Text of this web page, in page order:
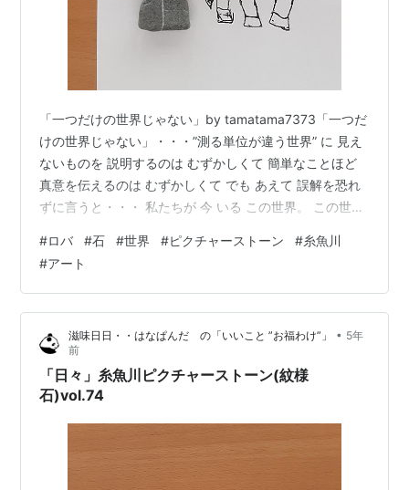
「一つだけの世界じゃない」by tamatama7373「一つだ
けの世界じゃない」・・・”測る単位が違う世界” に 見え
ないものを 説明するのは むずかしくて 簡単なことほど
真意を伝えるのは むずかしくて でも あえて 誤解を恐れ
ずに言うと・・・ 私たちが 今 いる この世界。 この世界
世界が 幾重にも重なっている世界。 ある世界は 「お
金」という単位で測る世界。 ある世界は 「しあわせ」と
いう単位で測る世界。 ある世界は 「イケてる」という単
位で測る世界。 ある世界は ・・・・ こんな風に ”測る単
位が違う世界” が 同時に 幾つも こ…
#ロバ #石 #世界 #ピクチャーストーン #糸魚川
#アート
滋味日日・・はなぱんだ の「いいこと ”お福わけ”」 • 5年
前
「日々」糸魚川ピクチャーストーン(紋様
石)vol.74